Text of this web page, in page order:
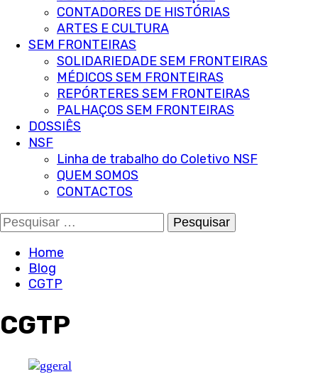
CONTADORES DE HISTÓRIAS
ARTES E CULTURA
SEM FRONTEIRAS
SOLIDARIEDADE SEM FRONTEIRAS
MÉDICOS SEM FRONTEIRAS
REPÓRTERES SEM FRONTEIRAS
PALHAÇOS SEM FRONTEIRAS
DOSSIÊS
NSF
Linha de trabalho do Coletivo NSF
QUEM SOMOS
CONTACTOS
Pesquisar
por:
Home
Blog
CGTP
CGTP